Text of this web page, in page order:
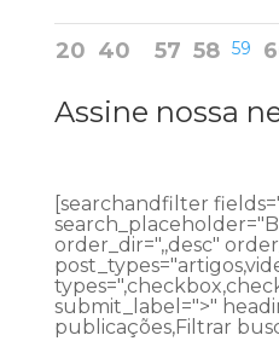
20 40 57 58 59
Assine nossa
[searchandfilter
order_dir=",,desc"
submit_label=">"
publicações,Filtrar